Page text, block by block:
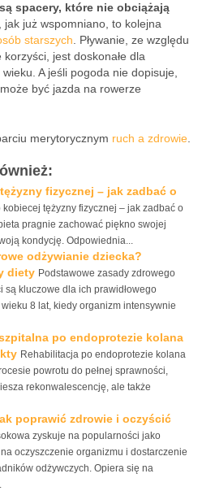
spacery, które nie obciążają
jak już wspomniano, to kolejna
starszych . Pływanie, ze względu
jest doskonałe dla
A jeśli pogoda nie dopisuje,
być jazda na rowerze
merytorycznym ruch a zdrowie
fizycznej – jak zadbać o
kobiecej tężyzny fizycznej – jak zadbać o
pragnie zachować piękno swojej
kondycję. Odpowiednia...
odżywianie dziecka?
diety Podstawowe zasady zdrowego
są kluczowe dla ich prawidłowego
8 lat, kiedy organizm intensywnie
po endoprotezie kolana
Rehabilitacja po endoprotezie kolana
powrotu do pełnej sprawności,
rekonwalescencję, ale także
poprawić zdrowie i oczyścić
zyskuje na popularności jako
oczyszczenie organizmu i dostarczenie
odżywczych. Opiera się na